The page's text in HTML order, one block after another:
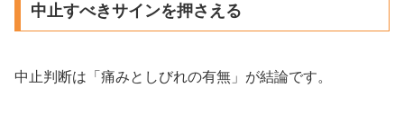
中止すべきサインを押さえる
中止判断は「痛みとしびれの有無」が結論です。